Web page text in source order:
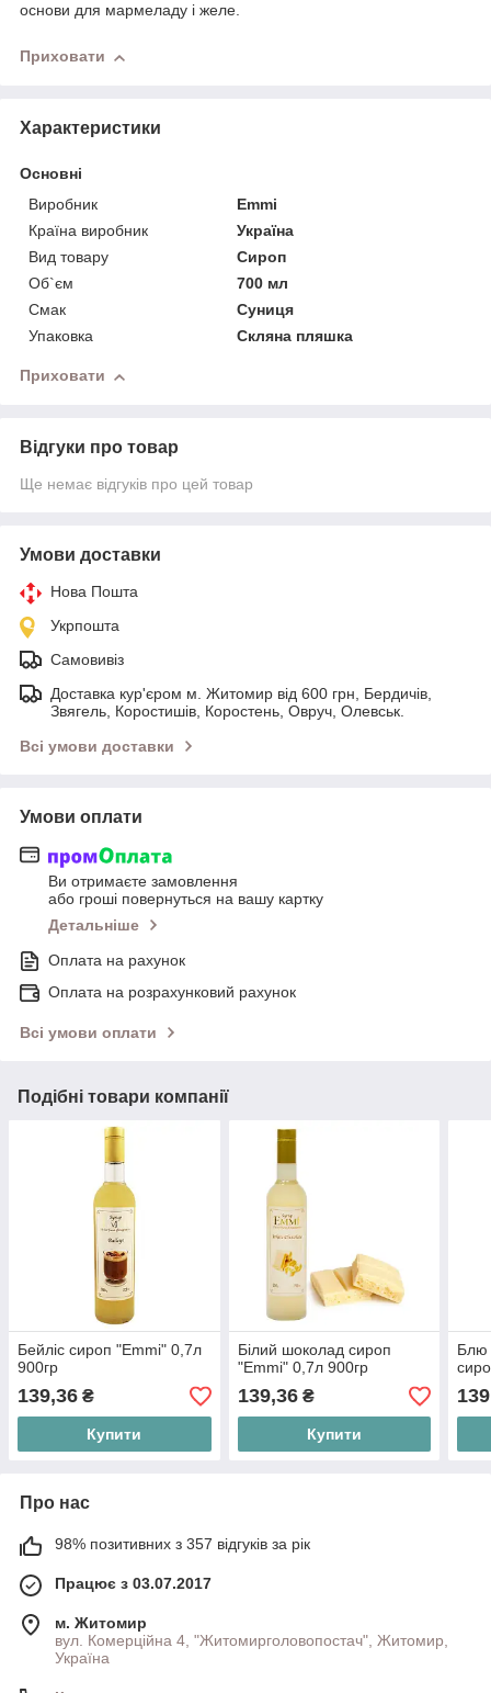
основи для мармеладу і желе.
Приховати
Характеристики
Основні
Виробник
Emmi
Країна виробник
Україна
Вид товару
Сироп
Об`єм
700 мл
Смак
Суниця
Упаковка
Скляна пляшка
Приховати
Відгуки про товар
Ще немає відгуків про цей товар
Умови доставки
Нова Пошта
Укрпошта
Самовивіз
Доставка кур'єром м. Житомир від 600 грн, Бердичів,
Звягель, Коростишів, Коростень, Овруч, Олевськ.
Всі умови доставки
Умови оплати
Ви отримаєте замовлення
або гроші повернуться на вашу картку
Детальніше
Оплата на рахунок
Оплата на розрахунковий рахунок
Всі умови оплати
Подібні товари компанії
Бейліс сироп "Emmi" 0,7л
900гр
139,36 ₴
Купити
Білий шоколад сироп
"Emmi" 0,7л 900гр
139,36₴
Купити
Блю
Про нас
98% позитивних з 357 відгуків за рік
Працює з 03.07.2017
м. Житомир
вул. Комерційна 4, "Житомирголовопостач", Житомир,
Україна